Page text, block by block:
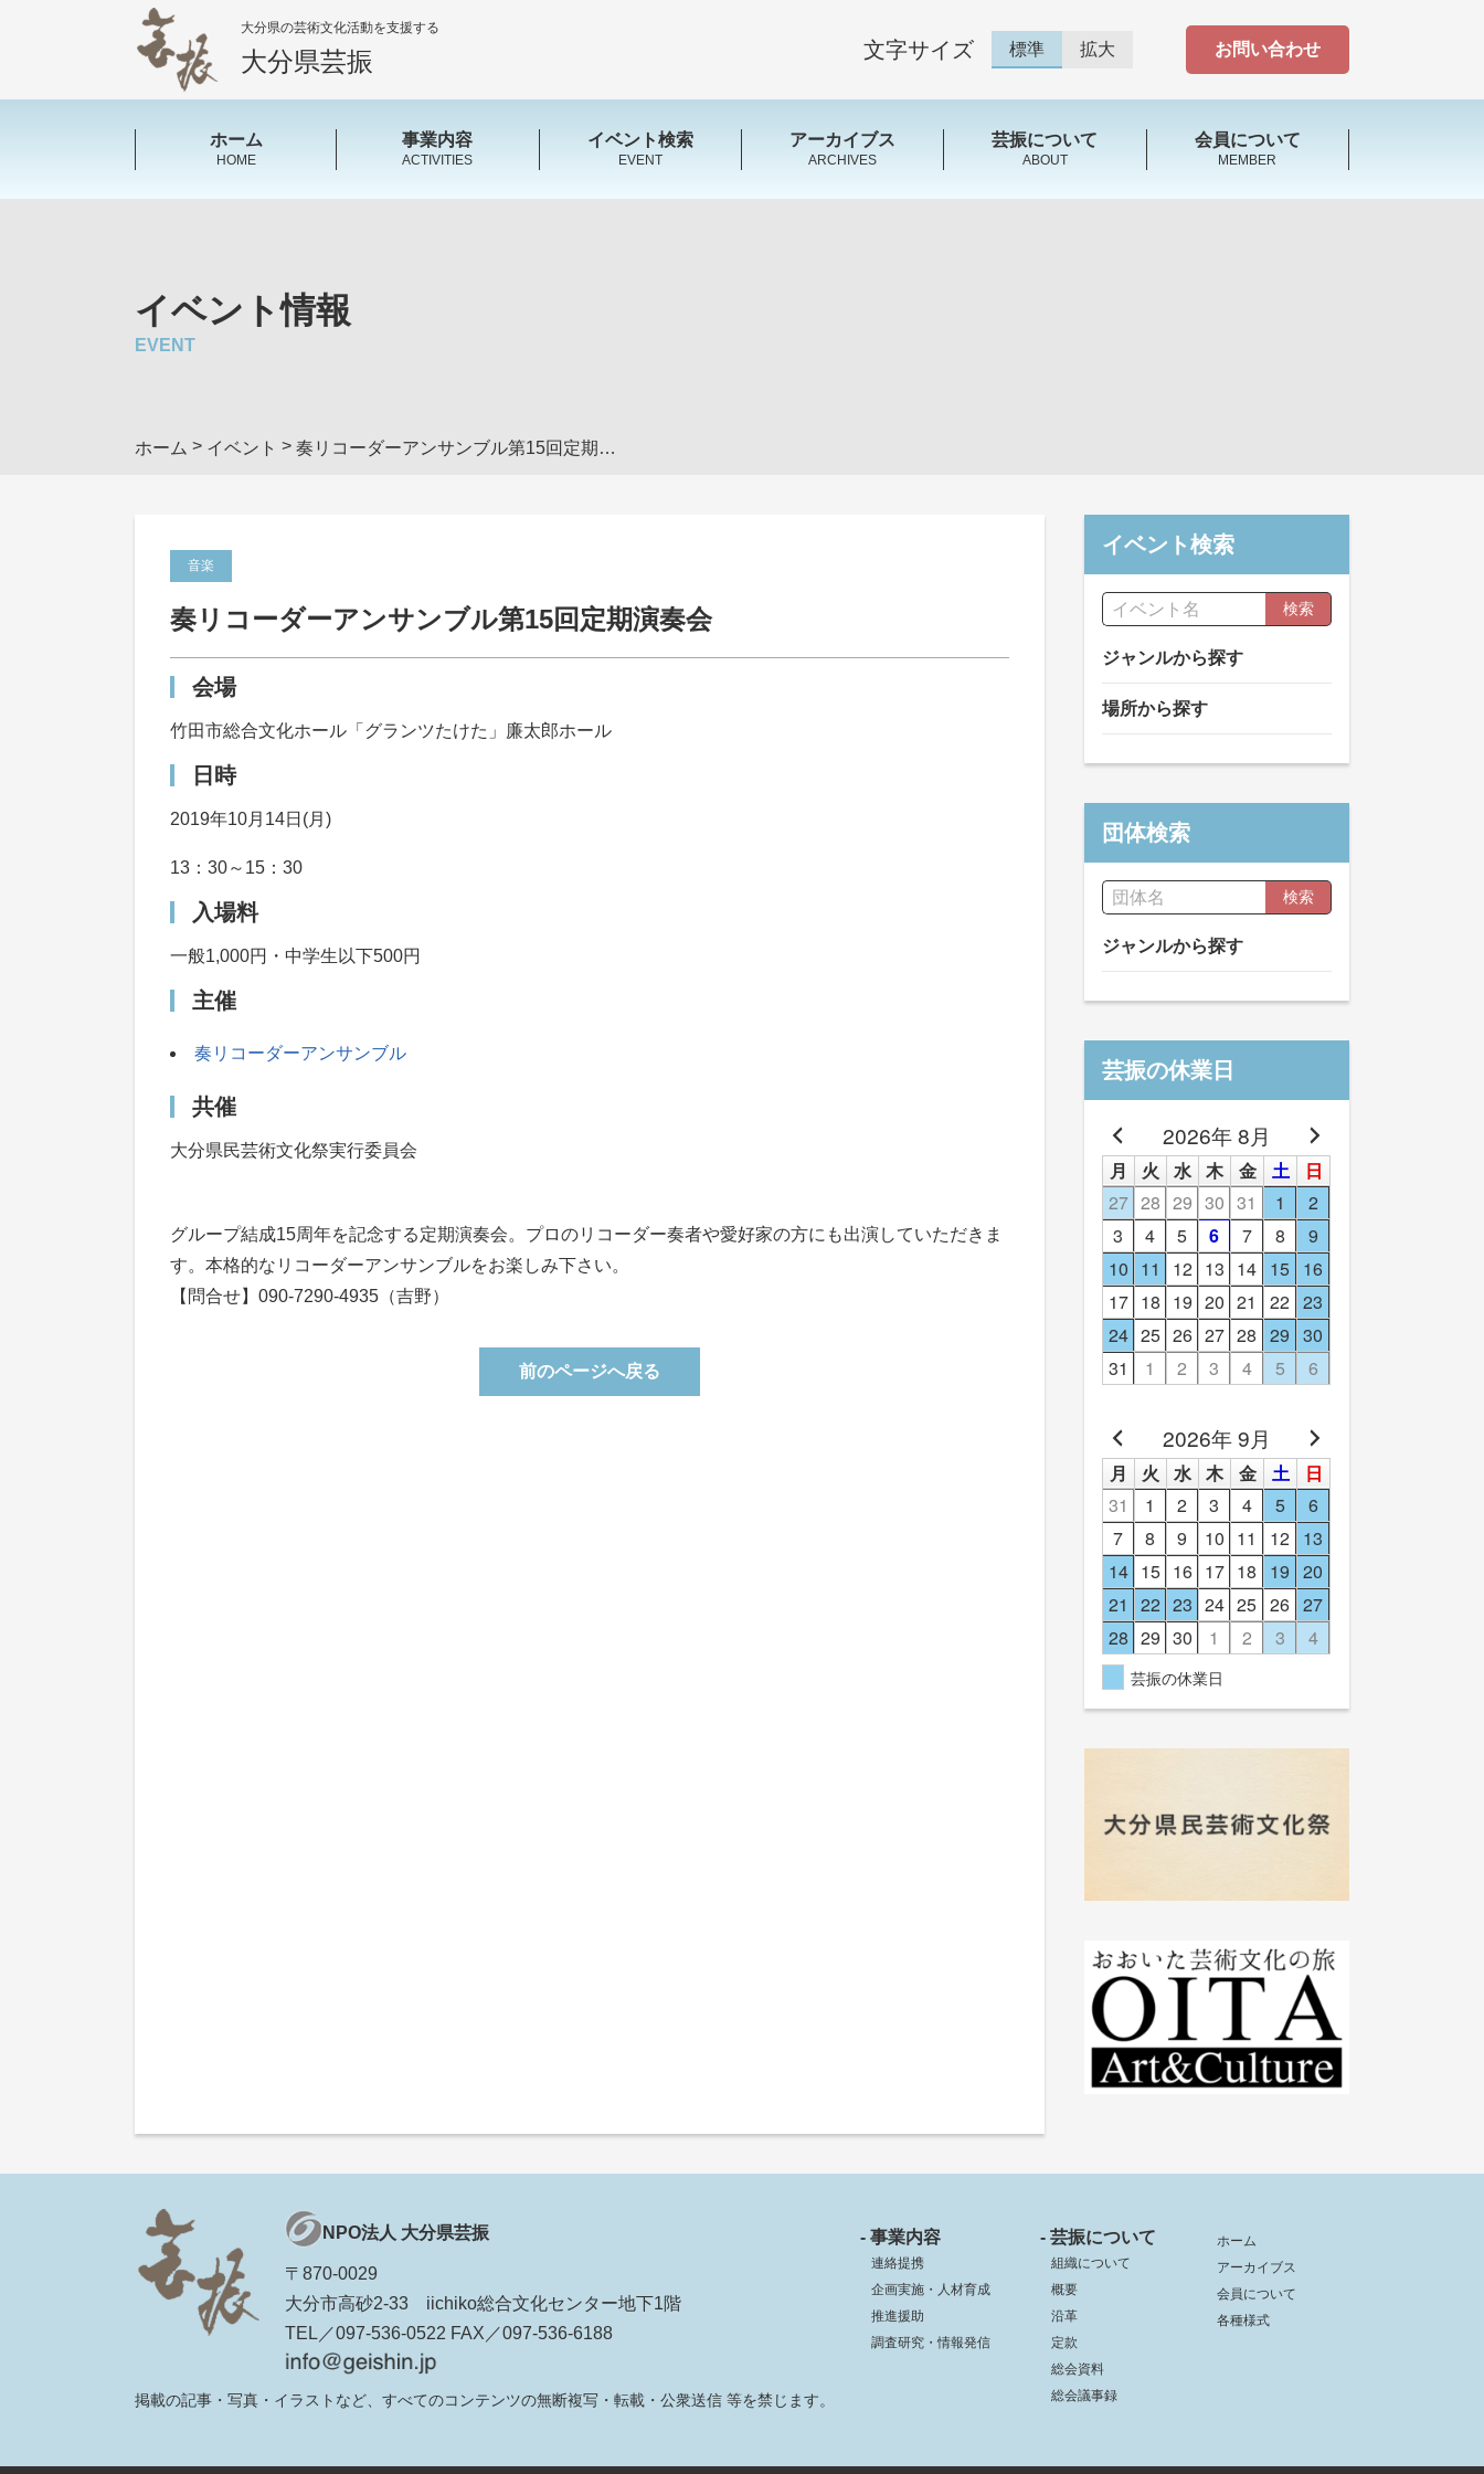
大分県の芸術文化活動を支援する
大分県芸振 文字サイズ 標準 拡大 お問い合わせ
ホーム
HOME
事業内容
ACTIVITIES
イベント検索
EVENT
アーカイブス
ARCHIVES
芸振について
ABOUT
会員について
MEMBER
イベント情報
EVENT
ホーム > イベント > 奏リコーダーアンサンブル第15回定期演奏会
音楽
奏リコーダーアンサンブル第15回定期演奏会
会場
竹田市総合文化ホール「グランツたけた」廉太郎ホール
日時
2019年10月14日(月)
13：30～15：30
入場料
一般1,000円・中学生以下500円
主催
奏リコーダーアンサンブル
共催
大分県民芸術文化祭実行委員会
グループ結成15周年を記念する定期演奏会。プロのリコーダー奏者や愛好家の方にも出演していただきま
す。本格的なリコーダーアンサンブルをお楽しみ下さい。
【問合せ】090-7290-4935（吉野）
前のページへ戻る
イベント検索
検索
ジャンルから探す
場所から探す
団体検索
検索
ジャンルから探す
芸振の休業日
2026年 8月
月 火 水 木 金 土
日
27 28 29 30 31 1
2
3
4 5 6 7 8
9
10 11 12 13 14 15 16
17 18 19 20 21 22 23
24 25 26 27 28 29 30
31
1 2 3 4 5 6
2026年 9月
月 火 水 木 金 土
日
31
1 2 3 4 5
6
7
8 9 10 11 12 13
14 15 16 17 18 19 20
21
22 23 24 25 26 27
28 29 30 1 2 3 4
芸振の休業日
NPO法人 大分県芸振
〒870-0029
大分市高砂2-33 iichiko総合文化センター地下1階
TEL／097-536-0522 FAX／097-536-6188
掲載の記事・写真・イラストなど、すべてのコンテンツの無断複写・転載・公衆送信 等を禁じます。
- 事業内容
連絡提携
企画実施・人材育成
推進援助
調査研究・情報発信
- 芸振について
組織について
概要
沿革
定款
総会資料
総会議事録
ホーム
アーカイブス
会員について
各種様式